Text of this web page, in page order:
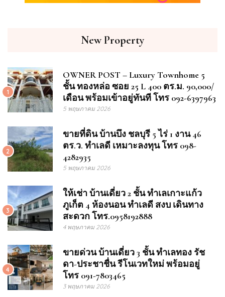
New Property
1
OWNER POST – Luxury Townhome 5
ชั้น ทองหล่อ ซอย 25 L 400 ตร.ม. 90,000/
เดือน พร้อมเข้าอยู่ทันที โทร 092-6397963
5 พฤษภาคม 2026
2
ขายที่ดิน บ้านบึง ชลบุรี 5 ไร่ 1 งาน 46
ตร.ว. ทำเลดี เหมาะลงทุน โทร 098-
4282935
5 พฤษภาคม 2026
3
ให้เช่า บ้านเดี่ยว 2 ชั้น ทำเลเกาะแก้ว
ภูเก็ต 4 ห้องนอน ทำเลดี สงบ เดินทาง
สะดวก โทร.0958192888
4 พฤษภาคม 2026
4
ขายด่วน บ้านเดี่ยว 3 ชั้น ทำเลทอง รัช
ดา-ประชาชื่น รีโนเวทใหม่ พร้อมอยู่
โทร 091-7803465
3 พฤษภาคม 2026